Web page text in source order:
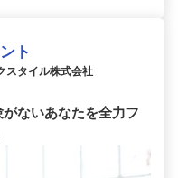
ト
タイル株式会社
がないあなたを全力フ